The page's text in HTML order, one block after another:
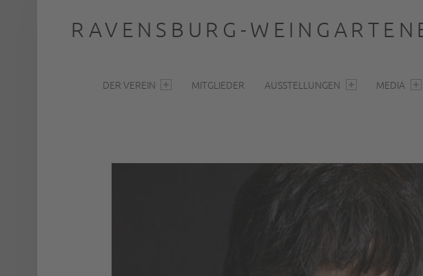
RAVENSBURG-
DER VEREIN MITGLIEDER AUSSTELLUNGEN MEDIA